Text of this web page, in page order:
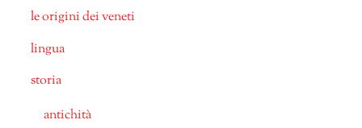
le origini dei veneti
lingua
storia
antichità